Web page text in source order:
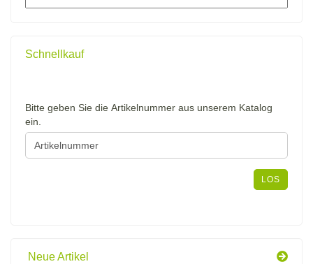
Schnellkauf
BITTE
GEBEN
SIE
DIE
Bitte geben Sie die Artikelnummer aus unserem Katalog
ein.
LOS
Neue Artikel